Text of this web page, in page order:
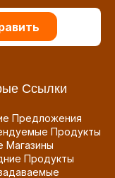
Ссылки
Предложения
Продукты
Магазины
Продукты